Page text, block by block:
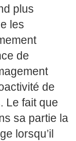
plus
les
de
de
Le fait que
sa partie la
lorsqu’il